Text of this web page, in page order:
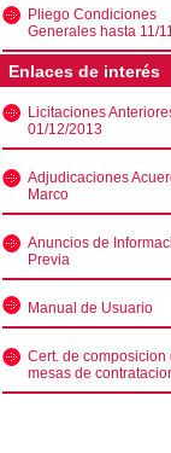
Pliego Condiciones
Generales hasta 11/
Enlaces de interés
Licitaciones
01/12/2013
Adjudicaciones
Marco
Anuncios de
Previa
Manual de Usuario
Cert. de composicion
mesas de